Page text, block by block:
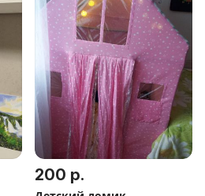
200 р.